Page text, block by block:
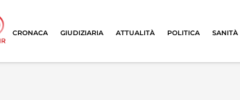
CRONACA GIUDIZIARIA ATTUALITÀ POLITICA SANITÀ